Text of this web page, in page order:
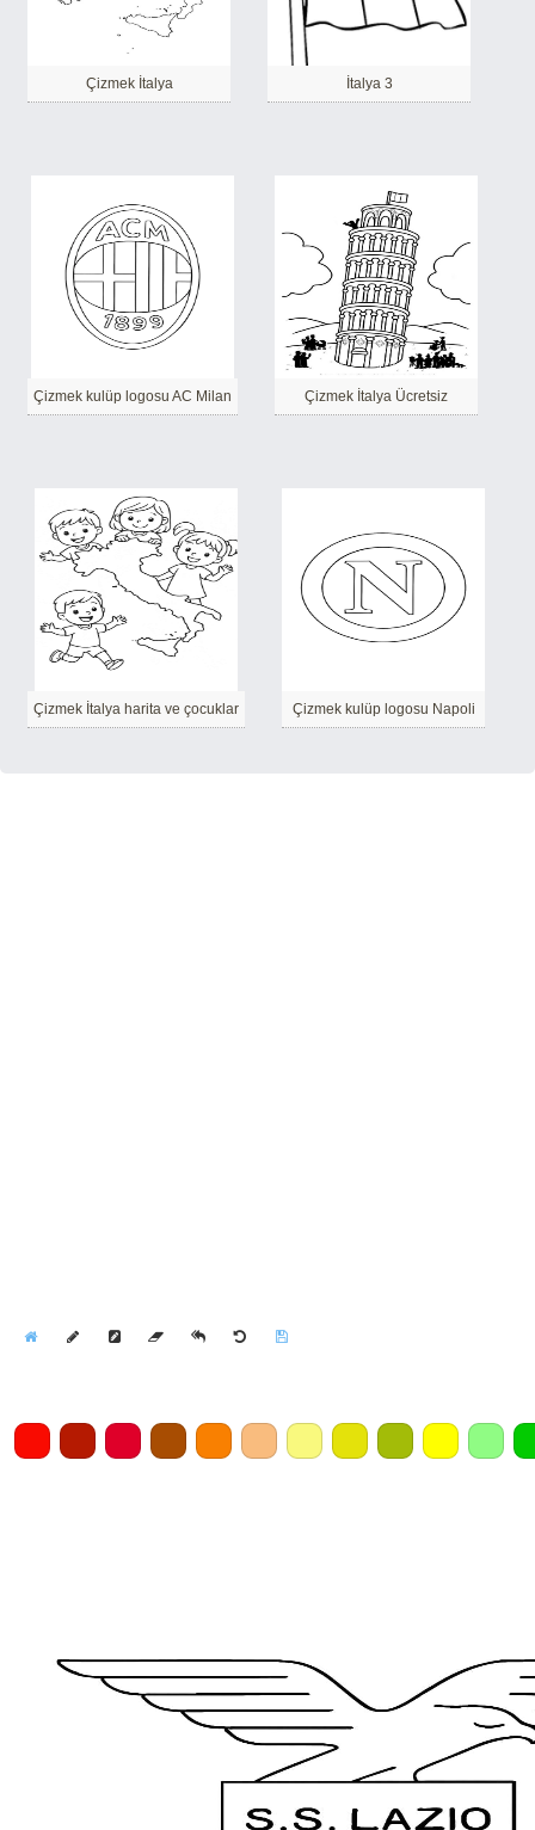
Çizmek İtalya İtalya 3
Çizmek kulüp logosu AC Milan Çizmek İtalya Ücretsiz
Çizmek İtalya harita ve çocuklar Çizmek kulüp logosu Napoli